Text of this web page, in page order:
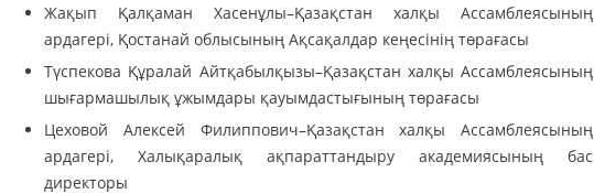
Жақып Қалқаман Хасенұлы–Қазақстан халқы Ассамблеясының
ардагері, Қостанай облысының Ақсақалдар кеңесінің төрағасы
Түспекова Құралай Айтқабылқызы–Қазақстан халқы Ассамблеясының
шығармашылық ұжымдары қауымдастығының төрағасы
Цеховой Алексей Филиппович–Қазақстан халқы Ассамблеясының
ардагері, Халықаралық ақпараттандыру академиясының бас
директоры